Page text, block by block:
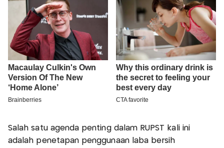
Salah satu agenda penting dalam RUPST kali ini
adalah penetapan penggunaan laba bersih